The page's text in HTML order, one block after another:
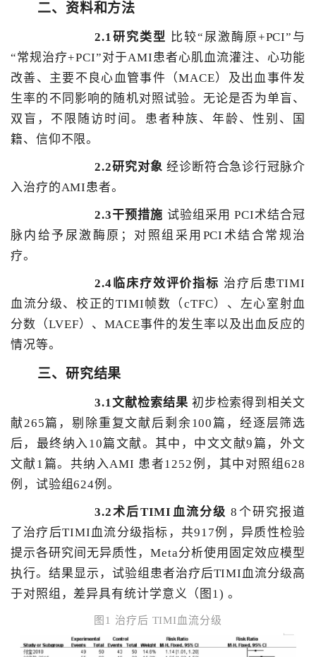
二、资料和方法
2.1研究类型 比较“尿激酶原+PCI”与
“常规治疗+PCI”对于AMI患者心肌血流灌注、心功能
改善、主要不良心血管事件（MACE）及出血事件发
生率的不同影响的随机对照试验。无论是否为单盲、
双盲，不限随访时间。患者种族、年龄、性别、国
籍、信仰不限。
2.2研究对象 经诊断符合急诊行冠脉介
入治疗的AMI患者。
2.3干预措施 试验组采用 PCI术结合冠
脉内给予尿激酶原；对照组采用PCI术结合常规治
疗。
2.4临床疗效评价指标 治疗后患TIMI
血流分级、校正的TIMI帧数（cTFC）、左心室射血
分数（LVEF）、MACE事件的发生率以及出血反应的
情况等。
三、研究结果
3.1文献检索结果 初步检索得到相关文
献265篇，剔除重复文献后剩余100篇，经逐层筛选
后，最终纳入10篇文献。其中，中文文献9篇，外文
文献1篇。共纳入AMI 患者1252例，其中对照组628
例，试验组624例。
3.2术后TIMI血流分级8个研究报道
了治疗后TIMI血流分级指标，共917例，异质性检验
提示各研究间无异质性，Meta分析使用固定效应模型
执行。结果显示，试验组患者治疗后TIMI血流分级高
于对照组，差异具有统计学意义（图1) 。
图1 治疗后 TIMI血流分级